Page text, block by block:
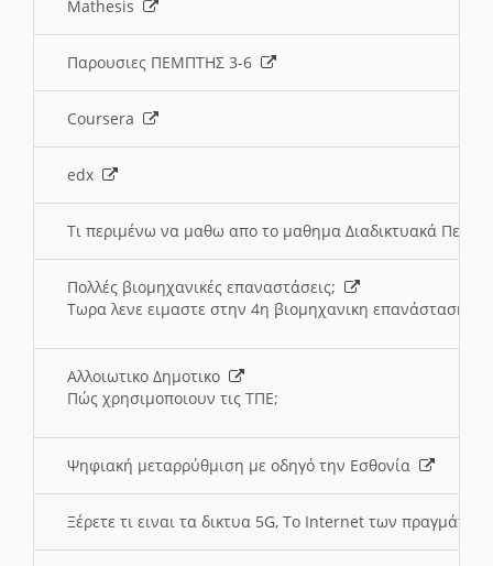
Mathesis
Παρουσιες ΠΕΜΠΤΗΣ 3-6
Coursera
edx
Τι περιμένω να μαθω απο το μαθημα Διαδικτυακά
Πολλές βιομηχανικές επαναστάσεις;
Τωρα λενε ειμαστε στην 4η βιομηχανικη επανάσταση
Αλλοιωτικο Δημοτικο
Πώς χρησιμοποιουν τις ΤΠΕ;
Ψηφιακή μεταρρύθμιση με οδηγό την Εσθονία
Ξέρετε τι ειναι τα δικτυα 5G, Το Internet των